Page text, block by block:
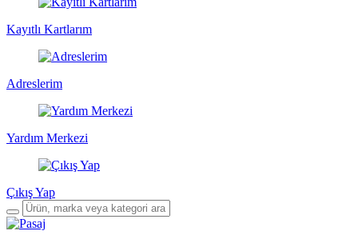
Kayıtlı Kartlarım
Adreslerim
Yardım Merkezi
Çıkış Yap